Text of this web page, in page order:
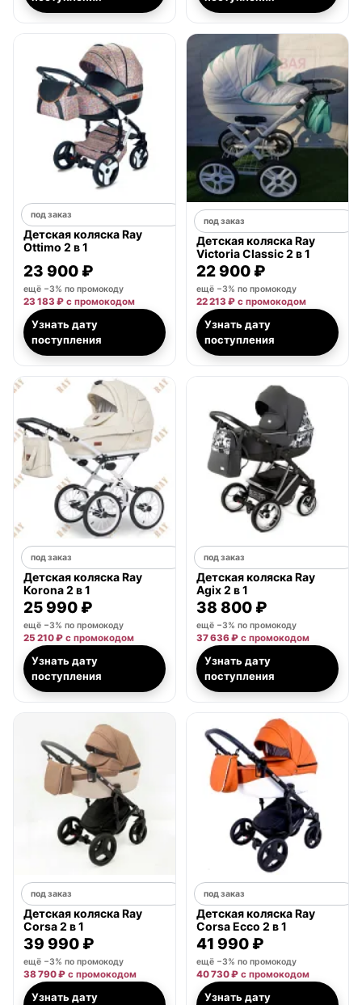
под заказ
Детская коляска Ray
Ottimo 2 в 1
23 900 ₽
ещё −3% по промокоду
23 183 ₽ с промокодом
Узнать дату
поступления
под заказ
Детская коляска Ray
Victoria Classic 2 в 1
22 900 ₽
ещё −3% по промокоду
22 213 ₽ с промокодом
Узнать дату
поступления
под заказ
Детская коляска Ray
Korona 2 в 1
25 990 ₽
ещё −3% по промокоду
25 210 ₽ с промокодом
Узнать дату
поступления
под заказ
Детская коляска Ray
Agix 2 в 1
38 800 ₽
ещё −3% по промокоду
37 636 ₽ с промокодом
Узнать дату
поступления
под заказ
Детская коляска Ray
Corsa 2 в 1
39 990 ₽
ещё −3% по промокоду
38 790 ₽ с промокодом
Узнать дату
под заказ
Детская коляска Ray
Corsa Ecco 2 в 1
41 990 ₽
ещё −3% по промокоду
40 730 ₽ с промокодом
Узнать дату